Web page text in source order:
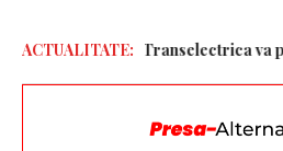
ACTUALITATE:
ploaie. Transelectrica va